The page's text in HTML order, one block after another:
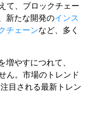
て、ブロックチェー
新たな開発のインス
チェーンなど、多く
やすにつれて、
ん。市場のトレンド
目される最新トレン